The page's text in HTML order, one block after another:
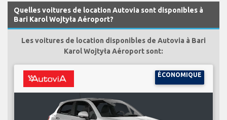
Quelles voitures de location Autovia sont disponibles à
Bari Karol Wojtyła Aéroport?
Les voitures de location disponibles de Autovia à Bari
Karol Wojtyła Aéroport sont:
ÉCONOMIQUE